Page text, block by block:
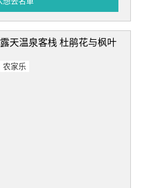
露天温泉客栈 杜鹃花与枫叶
农家乐